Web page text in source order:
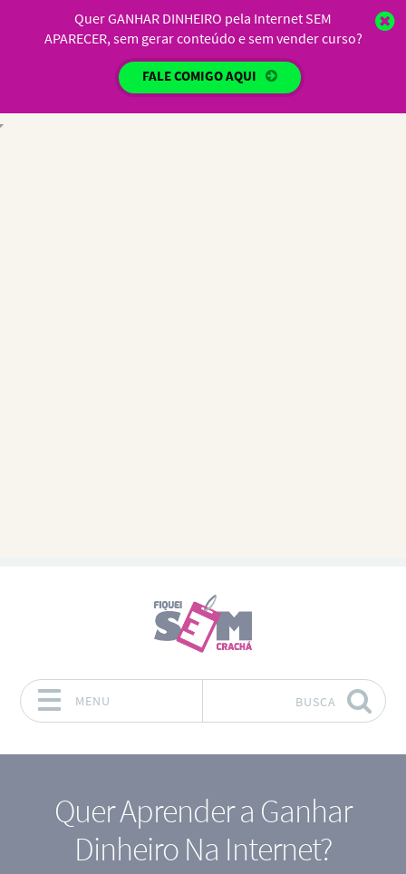
Quer GANHAR DINHEIRO pela Internet SEM
APARECER, sem gerar conteúdo e sem vender curso?
FALE COMIGO AQUI
MENU BUSCA
Quer Aprender a Ganhar
Dinheiro Na Internet?